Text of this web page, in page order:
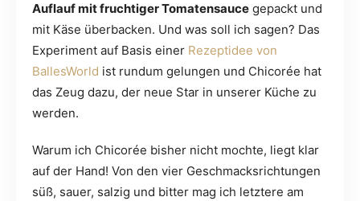
Auflauf mit fruchtiger Tomatensauce gepackt und
mit Käse überbacken. Und was soll ich sagen? Das
Experiment auf Basis einer Rezeptidee von
BallesWorld ist rundum gelungen und Chicorée hat
das Zeug dazu, der neue Star in unserer Küche zu
werden.
Warum ich Chicorée bisher nicht mochte, liegt klar
auf der Hand! Von den vier Geschmacksrichtungen
süß, sauer, salzig und bitter mag ich letztere am